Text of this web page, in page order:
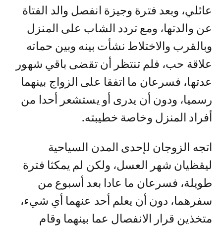
عائلي، وبعد فترة وجيزة انفصل والد الفتاة
عن والدتها، ومع تردد الشاب على المنزل
وبالقرب والاختلاط نشأت بينه وبين حماته
علاقة حب، فلم تنتظر أن تقضى باقي شهور
عدتها، فسرعان ما اتفقا على الزواج بينهما
رسميا، ودون أن يدرى أو يستشعر أحدا من
أفراد المنزل وخاصة خطيبته.
اتجه الزوجان لإحدى المدن السياحية
ليقظيان شهر العسل، ولكن لم يمكثا فترة
طويلة، فسرعان ما عادا بعد أسبوع من
سفرهما، دون أن يعلم أحد عنهما أي شيء،
متخذين قرار الانفصال عما بينهما وقام